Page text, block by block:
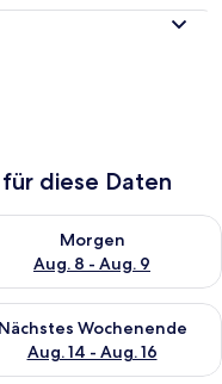
diese Daten
Nacht, Aug. 7 - Aug. 8.
Morgen
Aug. 8 - Aug. 9
die Verfügbarkeit
Wochenende, Aug. 7
Nächstes Wochenende
Aug. 14 - Aug. 16
die Verfügbarkeit